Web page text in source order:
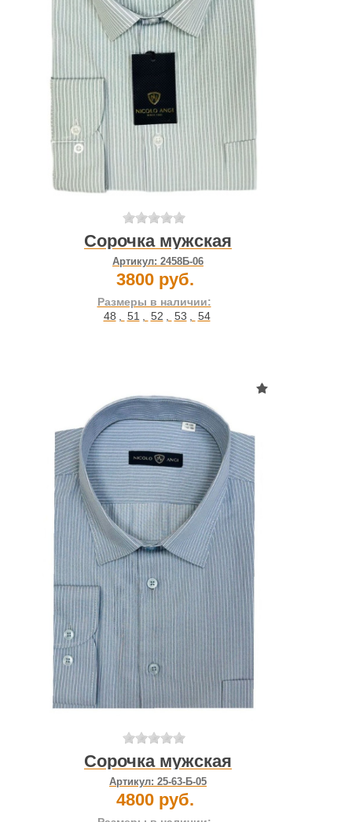
Сорочка мужская
Артикул: 2458Б-06
3800 руб.
Размеры в наличии:
48 , 51 , 52 , 53 , 54
Сорочка мужская
Артикул: 25-63-Б-05
4800 руб.